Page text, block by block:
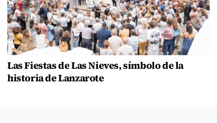
Las Fiestas de Las Nieves, símbolo de la
historia de Lanzarote